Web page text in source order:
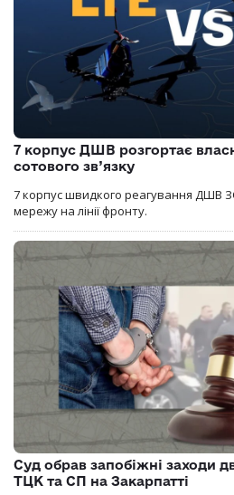
7 корпус ДШВ розгортає
сотового зв’язку
7 корпус швидкого реагування ДШВ
мережу на лінії фронту.
Суд обрав запобіжні заходи
ТЦК та СП на Закарпатті